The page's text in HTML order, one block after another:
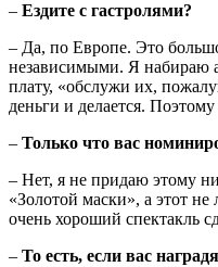
– Ездите с гастролями?
– Да, по Европе. Это
независимыми. Я набираю
плату, «обслужи их,
деньги и делается.
– Только что вас
– Нет, я не придаю этому
«Золотой маски», а этот
очень хороший спектакль
– То есть, если вас